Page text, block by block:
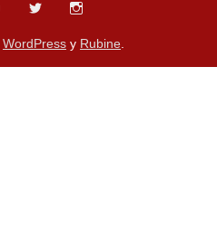
WordPress y Rubine.